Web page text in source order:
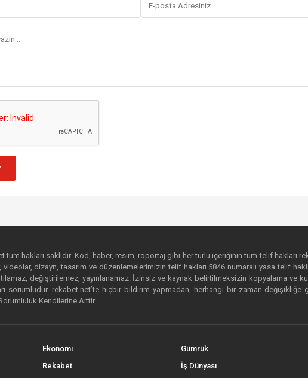
hakları saklıdır. Kod, haber, resim, röportaj gibi her türlü içeriğinin tüm telif hakları
dizayn, tasarım ve düzenlemelerimizin telif hakları 5846 numaralı yasa telif
değiştirilemez, yayınlanamaz. İzinsiz ve kaynak belirtilmeksizin kopyalama ve
sorumludur. rekabet.net’te hiçbir bildirim yapmadan, herhangi bir zaman
Sorumluluk Kendilerine Aittir.
Ekonomi
Rekabet
Gümrük
İş Dünyası